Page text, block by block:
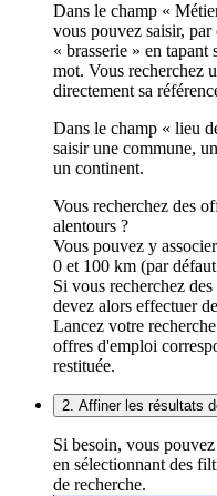
Dans le champ «
vous pouvez saisir,
« brasserie » en tapant
mot. Vous recherchez
directement sa
Dans le champ « lieu
saisir une commune,
un continent.
Vous recherchez des
alentours ?
Vous pouvez y
0 et 100 km (par
Si vous recherchez
devez alors effectuer
Lancez votre
offres d'emploi
restituée.
2. Affiner les résultats
Si besoin, vous
en sélectionnant des
de recherche.